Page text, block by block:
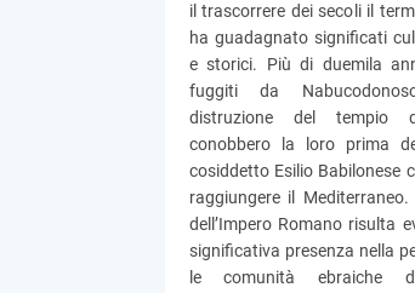
il trascorrere dei secoli il
ha guadagnato significati
e storici. Più di duemila
fuggiti da
distruzione del tempio
conobbero la loro prima
cosiddetto Esilio Babilonese
raggiungere il
dell’Impero Romano risulta
significativa presenza nella
le comunità ebraiche